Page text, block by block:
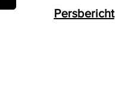
Persbericht